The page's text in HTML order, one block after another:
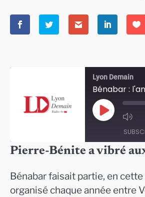
Lyon Demain
Bénabar :
Play
Episode
RSS FEED
LINK
Pierre-Bénite a vibré
Bénabar faisait partie, en
organisé chaque année entre